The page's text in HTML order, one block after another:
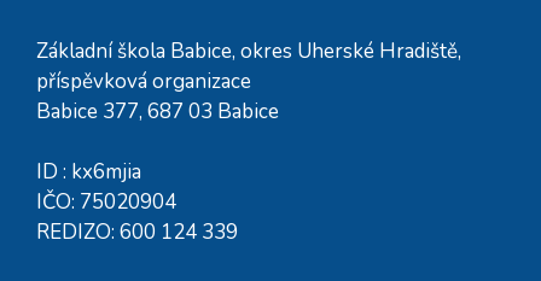
Základní škola Babice, okres Uherské Hradiště,
příspěvková organizace
Babice 377, 687 03 Babice
ID : kx6mjia
IČO: 75020904
REDIZO: 600 124 339